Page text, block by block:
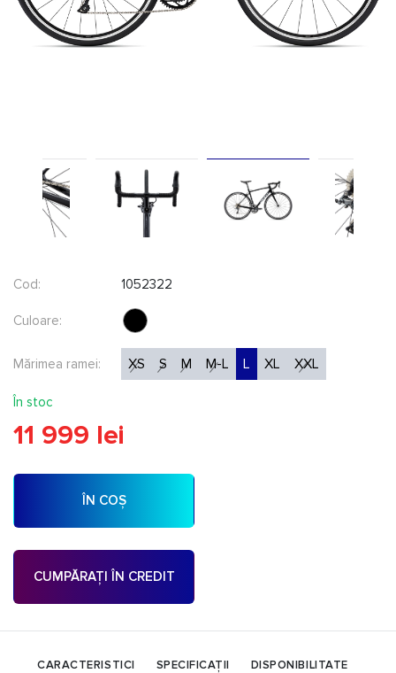
Cod: 1052322
Culoare:
Mărimea ramei: XS S M M-L L XL XXL
În stoc
11 999 lei
ÎN COȘ
CUMPĂRAȚI ÎN CREDIT
CARACTERISTICI SPECIFICAȚII DISPONIBILITATE